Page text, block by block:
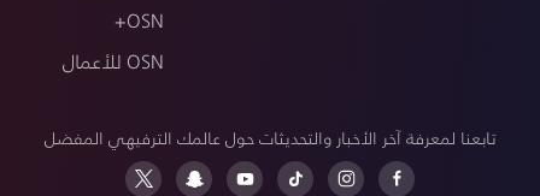
OSN+
OSN للأعمال
تابعنا لمعرفة آخر الأخبار والتحديثات حول عالمك الترفيهي المفضل